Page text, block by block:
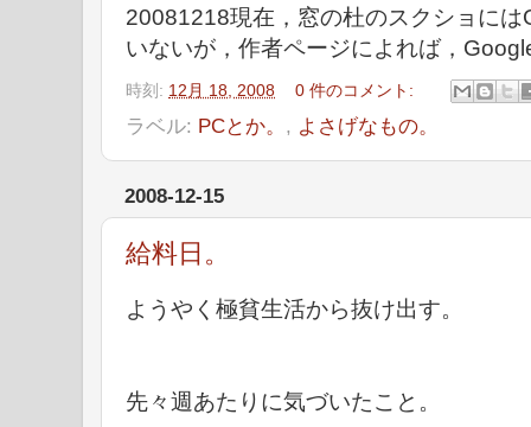
20081218現在，窓の杜のスクショに
いないが，作者ページによれば，
時刻: 12月 18, 2008 0 件のコメント:
ラベル: PCとか。 , よさげなもの。
2008-12-15
給料日。
ようやく極貧生活から抜け出す。
先々週あたりに気づいたこと。